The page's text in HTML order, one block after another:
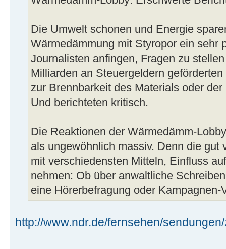
Die Umwelt schonen und Energie
Wärmedämmung mit Styropor ein sehr
Journalisten anfingen, Fragen zu
Milliarden an Steuergeldern
zur Brennbarkeit des Materials oder
Und berichteten kritisch.
Die Reaktionen der Wärmedämm-
als ungewöhnlich massiv. Denn die gut
mit verschiedensten Mitteln, Einfluss
nehmen: Ob über anwaltliche
eine Hörerbefragung oder Kampagnen-
http://www.ndr.de/fernsehen/